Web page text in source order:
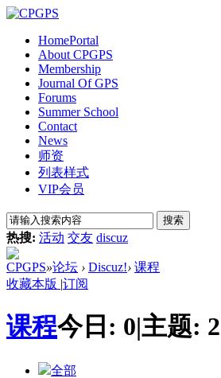
HomePortal
About CPGPS
Membership
Journal Of GPS
Forums
Summer School
Contact
News
师资
列表样式
VIP会员
搜索
热搜: 活动 交友 discuz
CPGPS»论坛 › Discuz!› 课程
收藏本版 |订阅
课程今日: 0|主题: 2
全部